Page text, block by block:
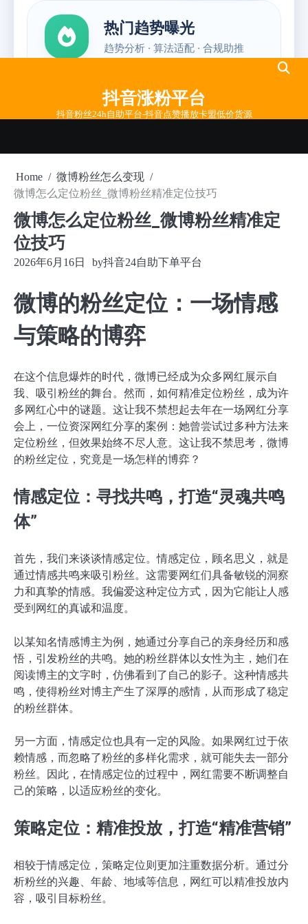
抖音涨粉平台
抖音粉丝24h自助平台-抖音点赞播放卡盟低价货源
Home
微博粉丝怎么变现
微博怎么定位粉丝_微博粉丝精准定位技巧
微博怎么定位粉丝_微博粉丝精准定
位技巧
2026年6月16日 by抖音24自助下单平台
微博的粉丝定位：一场情感
与策略的博弈
在这个信息爆炸的时代，微博已经成为众多网红展示自
我、吸引粉丝的舞台。然而，如何精准定位粉丝，成为许
多网红心中的谜题。这让我不禁想起去年在一场网红分享
会上，一位资深网红分享的案例：她曾尝试过多种方法来
定位粉丝，但效果始终不尽人意。这让我不禁思考，微博
的粉丝定位，究竟是一场怎样的博弈？
情感定位：寻找共鸣，打造“灵魂共鸣
体”
首先，我们来谈谈情感定位。情感定位，顾名思义，就是
通过情感共鸣来吸引粉丝。这需要网红们具备敏锐的洞察
力和真挚的情感。我偏爱这种定位方式，因为它能让人感
受到网红的真诚和温度。
以某知名情感博主为例，她通过分享自己的亲身经历和感
悟，引发粉丝的共鸣。她的粉丝群体以女性为主，她们在
阅读博主的文字时，仿佛看到了自己的影子。这种情感共
鸣，使得粉丝对博主产生了深厚的感情，从而形成了稳定
的粉丝群体。
另一方面，情感定位也具有一定的风险。如果网红过于依
赖情感，而忽略了粉丝的多样化需求，就可能失去一部分
粉丝。因此，在情感定位的过程中，网红需要不断调整自
己的策略，以适应粉丝的变化。
策略定位：精准投放，打造“精准营销”
相较于情感定位，策略定位则更加注重数据分析。通过分
析粉丝的兴趣、年龄、地域等信息，网红可以精准投放内
容，吸引目标粉丝。